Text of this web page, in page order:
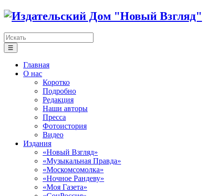
☰
Главная
О нас
Коротко
Подробно
Редакция
Наши авторы
Пресса
Фотоистория
Видео
Издания
«Новый Взгляд»
«Музыкальная Правда»
«Москомсомолка»
«Ночное Рандеву»
«Моя Газета»